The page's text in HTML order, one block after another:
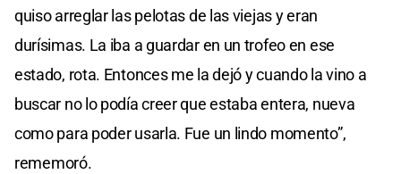
quiso arreglar las pelotas de las viejas y eran
durísimas. La iba a guardar en un trofeo en ese
estado, rota. Entonces me la dejó y cuando la vino a
buscar no lo podía creer que estaba entera, nueva
como para poder usarla. Fue un lindo momento”,
rememoró.